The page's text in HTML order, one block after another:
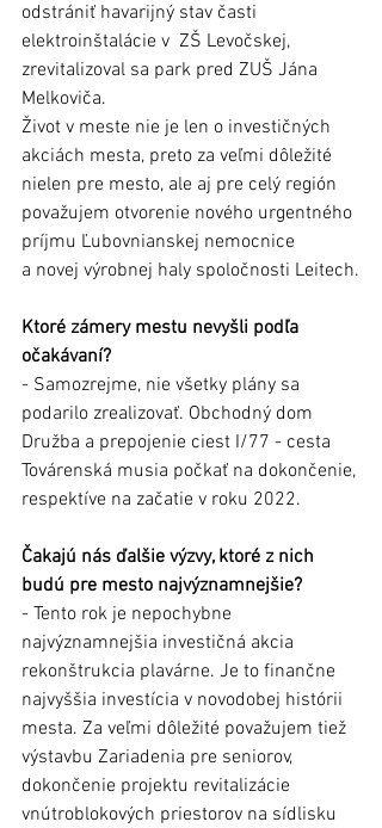
odstrániť havarijný stav časti
elektroinštalácie v  ZŠ Levočskej,
zrevitalizoval sa park pred ZUŠ Jána
Melkoviča.
Život v meste nie je len o investičných
akciách mesta, preto za veľmi dôležité
nielen pre mesto, ale aj pre celý región
považujem otvorenie nového urgentného
príjmu Ľubovnianskej nemocnice
a novej výrobnej haly spoločnosti Leitech.
Ktoré zámery mestu nevyšli podľa
očakávaní?
- Samozrejme, nie všetky plány sa
podarilo zrealizovať. Obchodný dom
Družba a prepojenie ciest I/77 - cesta
Továrenská musia počkať na dokončenie,
respektíve na začatie v roku 2022.
Čakajú nás ďalšie výzvy, ktoré z nich
budú pre mesto najvýznamnejšie?
- Tento rok je nepochybne
najvýznamnejšia investičná akcia
rekonštrukcia plavárne. Je to finančne
najvyššia investícia v novodobej histórii
mesta. Za veľmi dôležité považujem tiež
výstavbu Zariadenia pre seniorov,
dokončenie projektu revitalizácie
vnútroblokových priestorov na sídlisku